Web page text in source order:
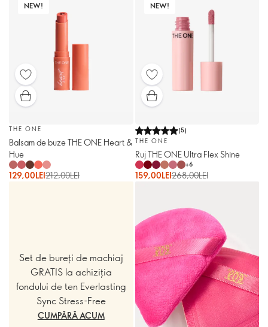
NEW!
THE ONE
Balsam de buze THE ONE Heart &
Hue
129,00LEI212,00LEI
NEW!
(5)
THE ONE
Ruj THE ONE Ultra Flex Shine
+6
159,00LEI268,00LEI
Set de bureți de machiaj
GRATIS la achiziția
fondului de ten Everlasting
Sync Stress-Free
CUMPĂRĂ ACUM